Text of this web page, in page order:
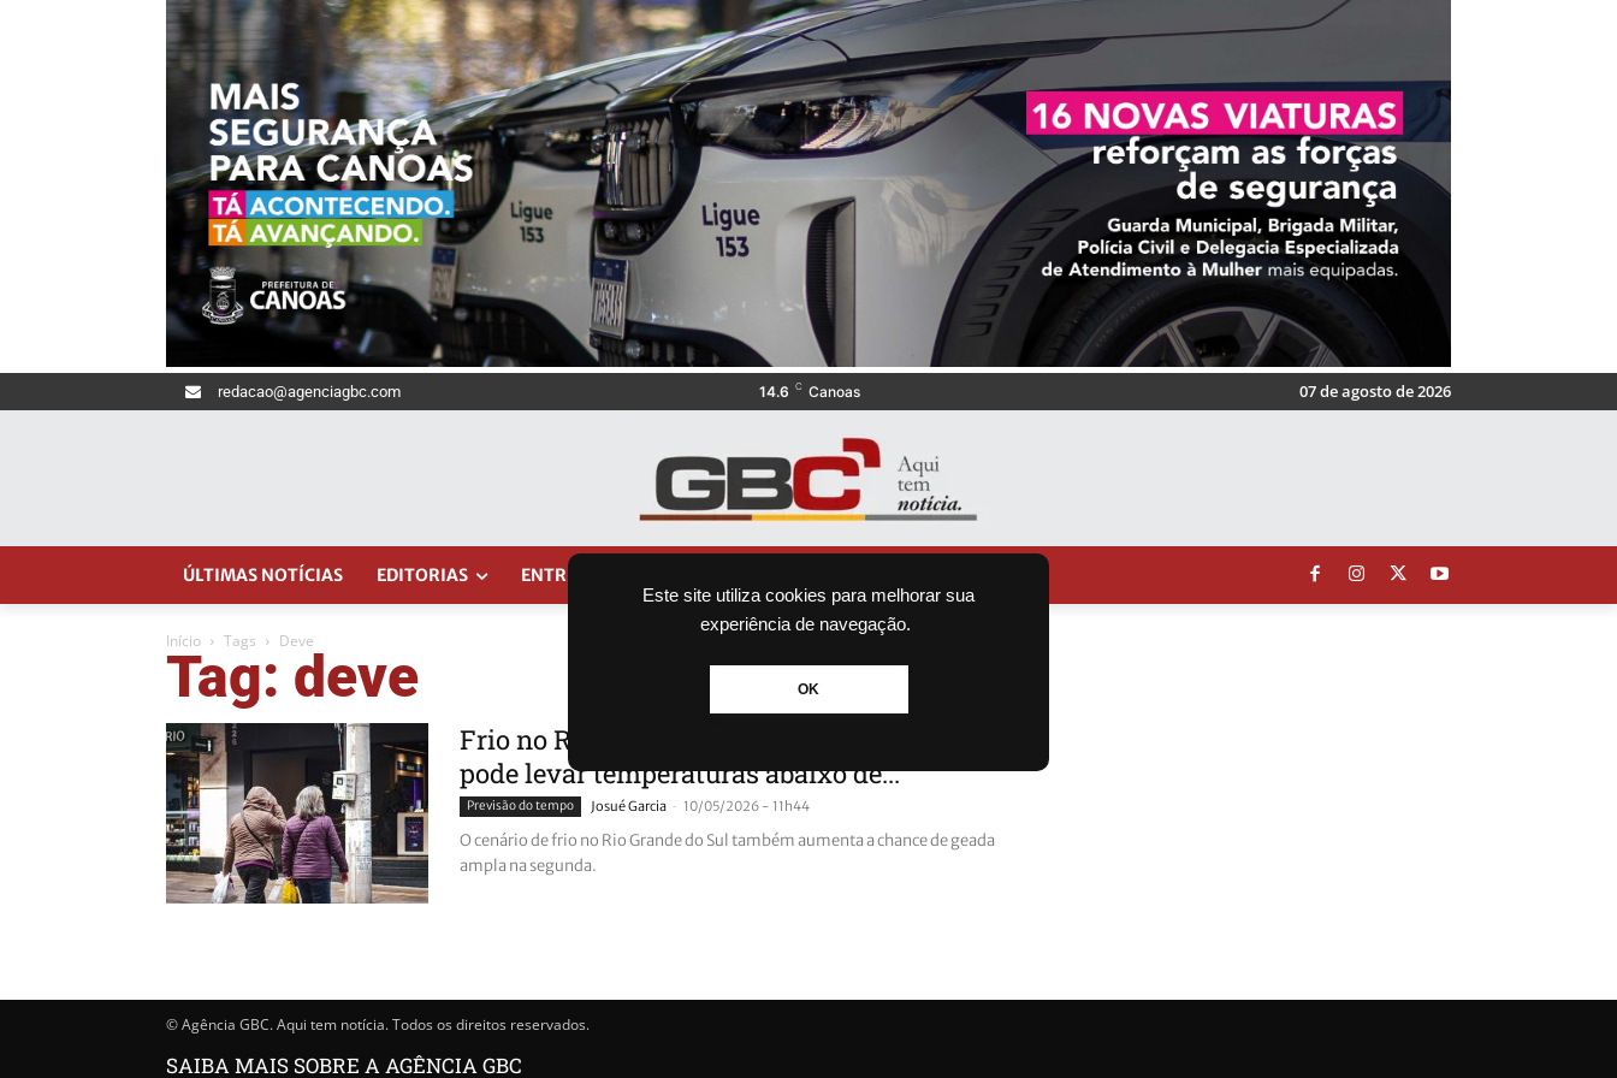
Este site utiliza cookies para melhorar sua
experiência de navegação.
OK
redacao@agenciagbc.com 14.6 C Canoas 07 de agosto de 2026
ÚLTIMAS NOTÍCIAS EDITORIAS ENTRETENIMENTO
Início Tags Deve
Tag: deve
Frio no Rio Grande do Sul ganha força e
pode levar temperaturas abaixo de...
Previsão do tempo Josué Garcia - 10/05/2026 - 11h44
O cenário de frio no Rio Grande do Sul também aumenta a chance de geada
ampla na segunda.
© Agência GBC. Aqui tem notícia. Todos os direitos reservados.
SAIBA MAIS SOBRE A AGÊNCIA GBC